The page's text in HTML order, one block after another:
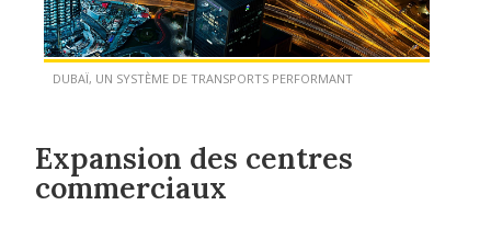
DUBAÏ, UN SYSTÈME DE TRANSPORTS PERFORMANT
Expansion des centres
commerciaux